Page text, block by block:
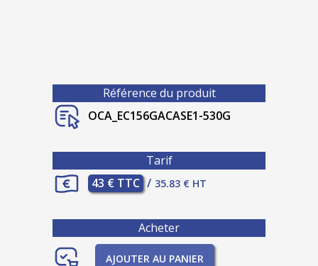
Référence du produit
OCA_EC156GACASE1-530G
Tarif
43 € TTC / 35.83 € HT
Acheter
AJOUTER AU PANIER